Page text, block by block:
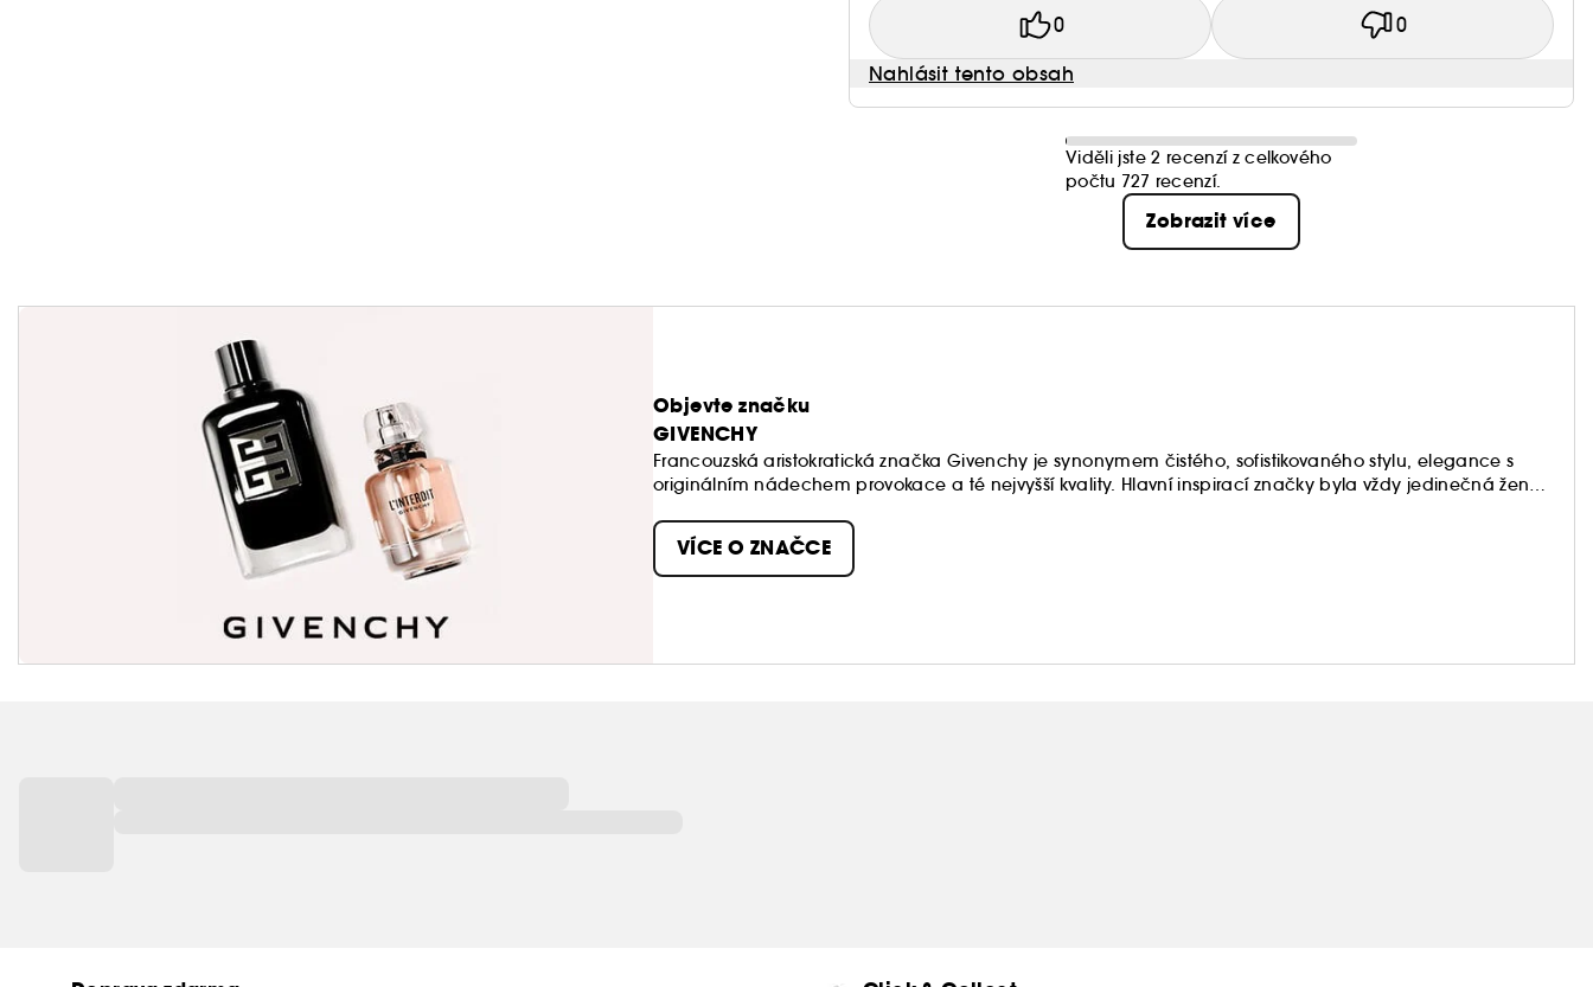
0 0
Nahlásit tento obsah
Viděli jste 2 recenzí z celkového
počtu 727 recenzí.
Zobrazit více
Objevte značku
GIVENCHY
Francouzská aristokratická značka Givenchy je synonymem čistého, sofistikovaného stylu, elegance s
originálním nádechem provokace a té nejvyšší kvality. Hlavní inspirací značky byla vždy jedinečná žena,
Hepburn.
VÍCE O ZNAČCE